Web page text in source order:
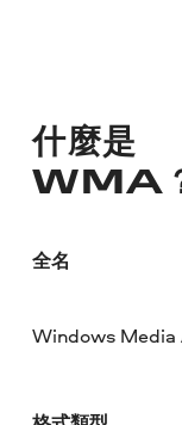
什麼是
WMA
全名
Windows Media